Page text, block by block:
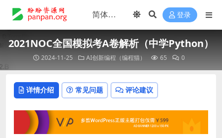
登录
2021NOC全国模拟考A卷解析（中学Python）
2024-11-25 AI创新编程（编程猫） 65 0
详情介绍 常见问题 评论建议